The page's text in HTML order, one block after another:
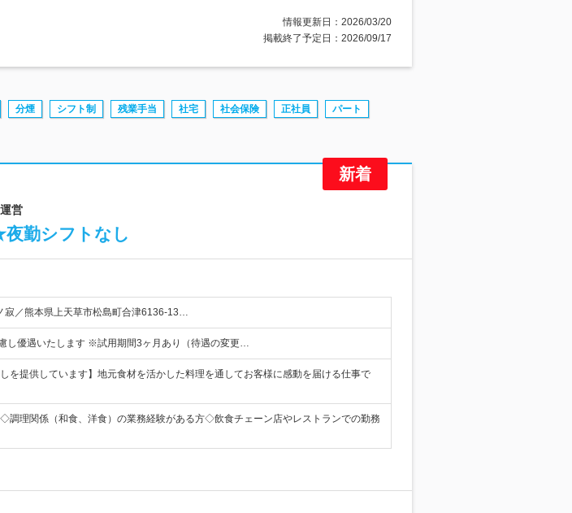
情報更新日：2026/03/20
掲載終了予定日：2026/09/17
分煙 シフト制 残業手当 社宅 社会保険 正社員 パート
営
勤シフトなし
寂／熊本県上天草市松島町合津6136-13…
し優遇いたします ※試用期間3ヶ月あり（待遇の変更…
を提供しています】地元食材を活かした料理を通してお客様に感動を届ける仕事で
調理関係（和食、洋食）の業務経験がある方◇飲食チェーン店やレストランでの勤務